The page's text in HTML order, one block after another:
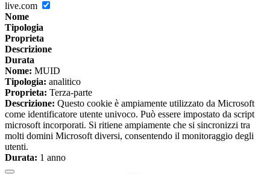
live.com
Nome
Tipologia
Proprieta
Descrizione
Durata
Nome: MUID
Tipologia: analitico
Proprieta: Terza-parte
Descrizione: Questo cookie è ampiamente utilizzato da Microsoft
come identificatore utente univoco. Può essere impostato da script
microsoft incorporati. Si ritiene ampiamente che si sincronizzi tra
molti domini Microsoft diversi, consentendo il monitoraggio degli
utenti.
Durata: 1 anno